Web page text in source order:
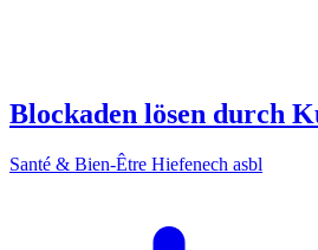
Blockaden lösen durch
Santé & Bien-Être Hiefenech asbl